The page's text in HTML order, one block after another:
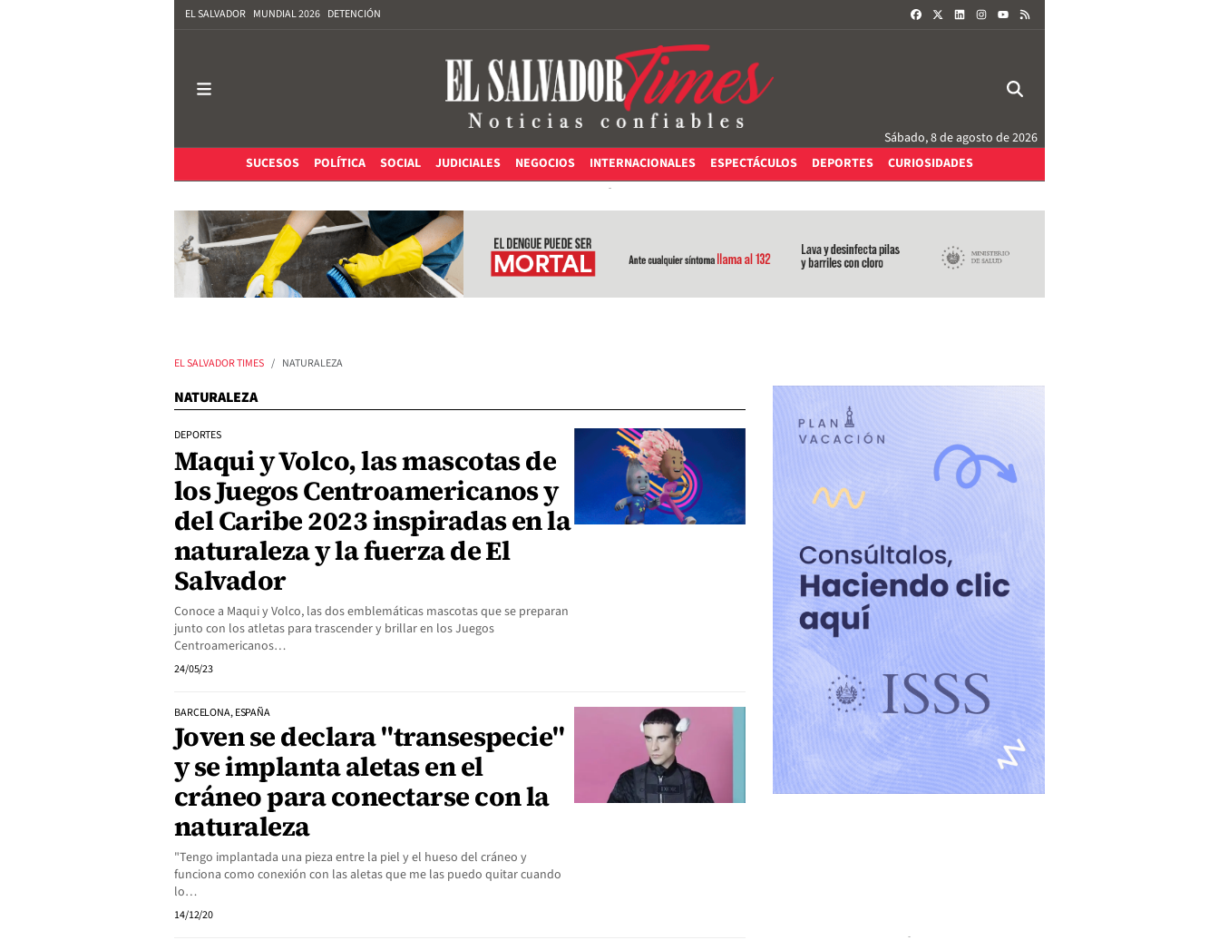
EL SALVADOR MUNDIAL 2026 DETENCIÓN FACEBOOKLINKEDININSTAGRAM
Sábado, 8 de agosto de 2026
SUCESOS
POLÍTICA SOCIAL JUDICIALES NEGOCIOS INTERNACIONALES ESPECTÁCULOS DEPORTES CURIOSIDADES
EL SALVADOR TIMES NATURALEZA
NATURALEZA
DEPORTES
Maqui y Volco, las mascotas de
los Juegos Centroamericanos y
del Caribe 2023 inspiradas en la
naturaleza y la fuerza de El
Salvador
Conoce a Maqui y Volco, las dos emblemáticas mascotas que se preparan
junto con los atletas para trascender y brillar en los Juegos
Centroamericanos…
24/05/23
BARCELONA, ESPAÑA
Joven se declara "transespecie"
y se implanta aletas en el
cráneo para conectarse con la
naturaleza
"Tengo implantada una pieza entre la piel y el hueso del cráneo y
funciona como conexión con las aletas que me las puedo quitar cuando
lo…
14/12/20